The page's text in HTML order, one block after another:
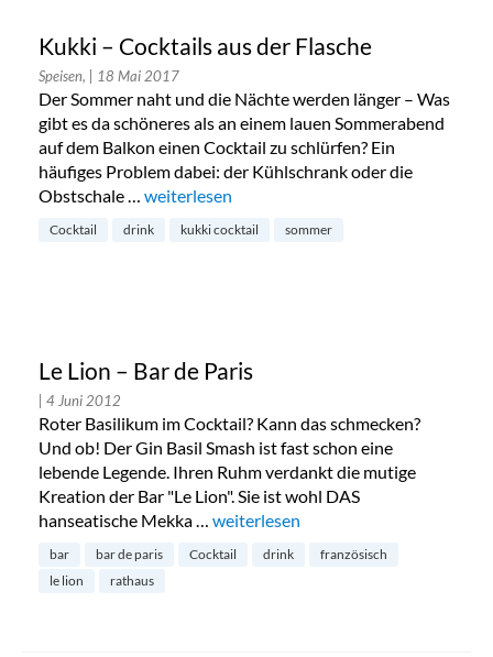
Kukki – Cocktails aus der Flasche
Speisen, | 18 Mai 2017
Der Sommer naht und die Nächte werden länger – Was
gibt es da schöneres als an einem lauen Sommerabend
auf dem Balkon einen Cocktail zu schlürfen? Ein
häufiges Problem dabei: der Kühlschrank oder die
Obstschale … „Kukki – Cocktails aus der Flasche“
weiterlesen
Cocktail drink kukki cocktail sommer
Le Lion – Bar de Paris
| 4 Juni 2012
Roter Basilikum im Cocktail? Kann das schmecken?
Und ob! Der Gin Basil Smash ist fast schon eine
lebende Legende. Ihren Ruhm verdankt die mutige
Kreation der Bar "Le Lion". Sie ist wohl DAS
hanseatische Mekka … „Le Lion – Bar de Paris“
weiterlesen
bar bar de paris Cocktail drink
französisch
le lion
rathaus